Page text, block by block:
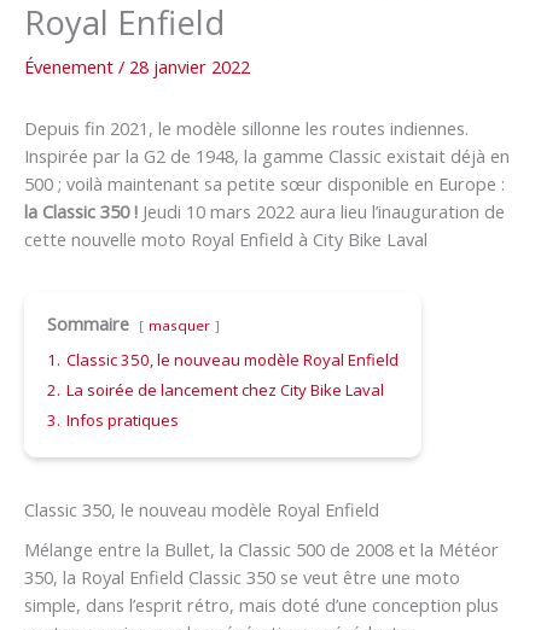
Royal Enfield
Évenement / 28 janvier 2022
Depuis fin 2021, le modèle sillonne les routes indiennes.
Inspirée par la G2 de 1948, la gamme Classic existait déjà en
500 ; voilà maintenant sa petite sœur disponible en Europe :
la Classic 350 ! Jeudi 10 mars 2022 aura lieu l’inauguration de
cette nouvelle moto Royal Enfield à City Bike Laval
Sommaire masquer
1. Classic 350, le nouveau modèle Royal Enfield
2. La soirée de lancement chez City Bike Laval
3. Infos pratiques
Classic 350, le nouveau modèle Royal Enfield
Mélange entre la Bullet, la Classic 500 de 2008 et la Météor
350, la Royal Enfield Classic 350 se veut être une moto
simple, dans l’esprit rétro, mais doté d’une conception plus